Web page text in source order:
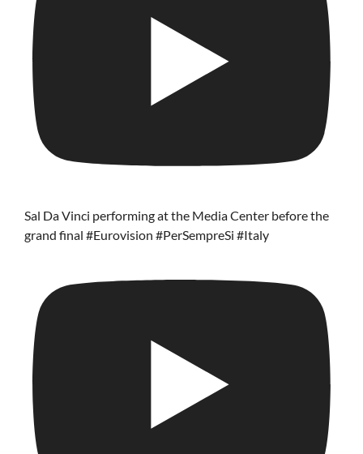
Sal Da Vinci performing at the Media Center before the
grand final #Eurovision #PerSempreSi #Italy